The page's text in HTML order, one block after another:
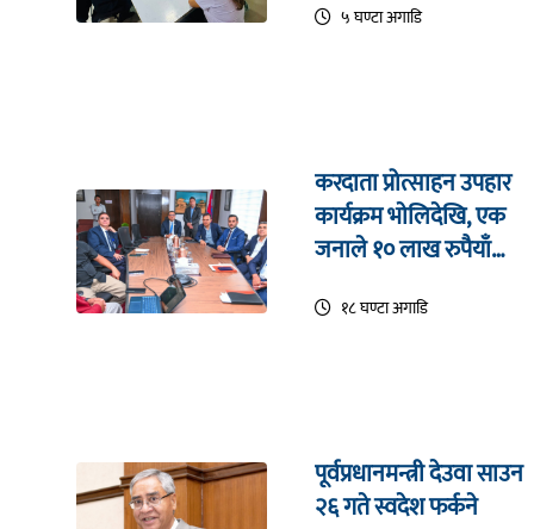
५ घण्टा अगाडि
करदाता प्रोत्साहन उपहार
कार्यक्रम भाेलिदेखि, एक
जनाले १० लाख रुपैयाँ
१८ घण्टा अगाडि
पूर्वप्रधानमन्त्री देउवा साउन
२६ गते स्वदेश फर्कने